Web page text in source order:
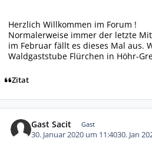
Herzlich Willkommen im Forum !
Normalerweise immer der letzte
im Februar fällt es dieses Mal aus.
Waldgaststube Flürchen in Höhr-
Zitat
Gast Sacit Gast
30. Januar 2020 um 11:4030. Jan